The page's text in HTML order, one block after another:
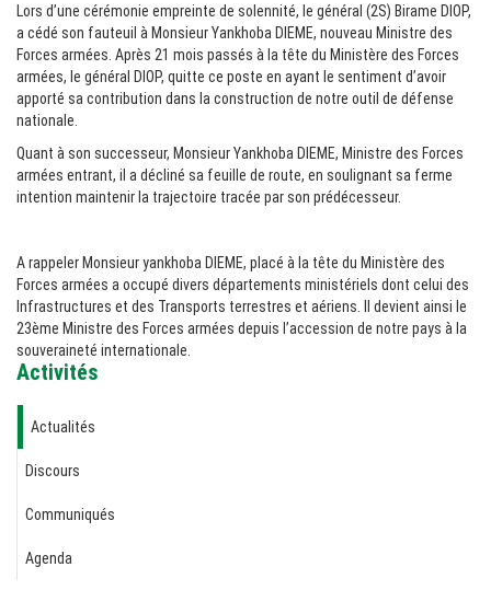
Lors d’une cérémonie empreinte de solennité, le général (2S) Birame DIOP,
a cédé son fauteuil à Monsieur Yankhoba DIEME, nouveau Ministre des
Forces armées. Après 21 mois passés à la tête du Ministère des Forces
armées, le général DIOP, quitte ce poste en ayant le sentiment d’avoir
apporté sa contribution dans la construction de notre outil de défense
nationale.
Quant à son successeur, Monsieur Yankhoba DIEME, Ministre des Forces
armées entrant, il a décliné sa feuille de route, en soulignant sa ferme
intention maintenir la trajectoire tracée par son prédécesseur.
A rappeler Monsieur yankhoba DIEME, placé à la tête du Ministère des
Forces armées a occupé divers départements ministériels dont celui des
Infrastructures et des Transports terrestres et aériens. Il devient ainsi le
23ème Ministre des Forces armées depuis l’accession de notre pays à la
souveraineté internationale.
Activités
Actualités
Discours
Communiqués
Agenda